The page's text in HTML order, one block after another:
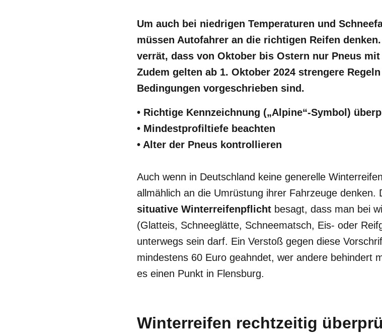
Um auch bei niedrigen Temperaturen und
müssen Autofahrer an die richtigen Reifen
verrät, dass von Oktober bis Ostern nur Pneus
Zudem gelten ab 1. Oktober 2024 strengere
Bedingungen vorgeschrieben sind.
• Richtige Kennzeichnung („Alpine“-Symbol)
• Mindestprofiltiefe beachten
• Alter der Pneus kontrollieren
Auch wenn in Deutschland keine generelle
allmählich an die Umrüstung ihrer Fahrzeuge
situative Winterreifenpflicht besagt, dass man bei
(Glatteis, Schneeglätte, Schneematsch, Eis- oder
unterwegs sein darf. Ein Verstoß gegen diese
mindestens 60 Euro geahndet, wer andere behindert
es einen Punkt in Flensburg.
Winterreifen rechtzeitig